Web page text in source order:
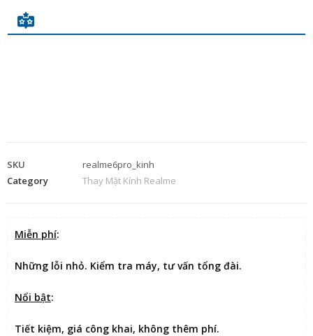
SKU
realme6pro_kinh
Category
Thay Mặt Kính Realme
Miễn phí:
Những lỗi nhỏ. Kiểm tra máy, tư vấn tổng đài.
Nổi bật:
Tiết kiệm, giá công khai, không thêm phí.